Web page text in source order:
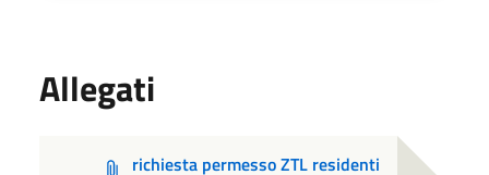
Allegati
richiesta permesso ZTL residenti